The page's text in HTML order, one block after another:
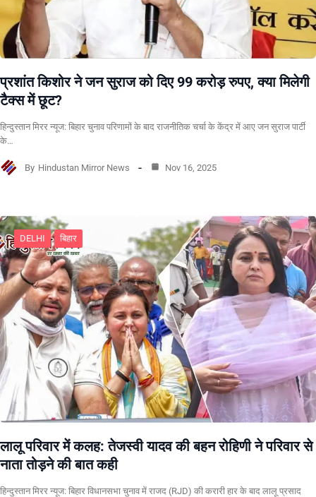
प्रशांत किशोर ने जन सुराज को दिए 99 करोड़ रुपए, क्या मिलेगी
टैक्स में छूट?
हिन्दुस्तान मिरर न्यूज: बिहार चुनाव परिणामों के बाद राजनीतिक चर्चा के केंद्र में आए जन सुराज पार्टी
के…
By Hindustan Mirror News Nov 16, 2025
DELHI बिहार
लालू परिवार में कलह: तेजस्वी यादव की बहन रोहिणी ने परिवार से
नाता तोड़ने की बात कही
हिन्दुस्तान मिरर न्यूज: बिहार विधानसभा चुनाव में राजद (RJD) की करारी हार के बाद लालू प्रसाद